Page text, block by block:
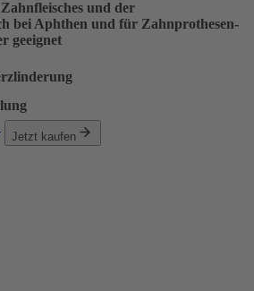
und der
bei Aphthen und für Zahnprothesen-
geeignet
Jetzt kaufen